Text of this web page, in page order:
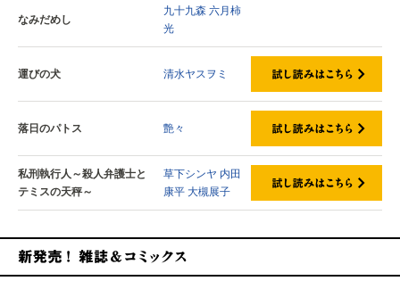
なみだめし
九十九森 六月柿
光
運びの犬 清水ヤスヲミ
落日のパトス 艶々
私刑執行人～殺人弁護士と
テミスの天秤～
草下シンヤ 内田
康平 大槻展子